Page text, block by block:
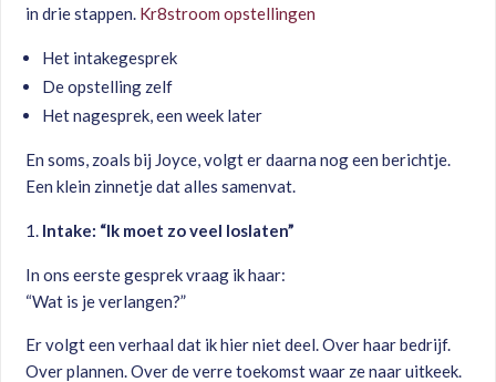
in drie stappen. Kr8stroom opstellingen
Het intakegesprek
De opstelling zelf
Het nagesprek, een week later
En soms, zoals bij Joyce, volgt er daarna nog een berichtje.
Een klein zinnetje dat alles samenvat.
Intake: “Ik moet zo veel loslaten”
In ons eerste gesprek vraag ik haar:
“Wat is je verlangen?”
Er volgt een verhaal dat ik hier niet deel. Over haar bedrijf.
Over plannen. Over de verre toekomst waar ze naar uitkeek.